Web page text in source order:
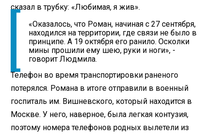
сказал в трубку: «Любимая, я жив».
«Оказалось, что Роман, начиная с 27 сентября,
находился на территории, где связи не было в
принципе. А 19 октября его ранило. Осколки
мины прошили ему шею, руки и ноги», -
говорит Людмила.
Телефон во время транспортировки раненого
потерялся. Романа в итоге отправили в военный
госпиталь им. Вишневского, который находится в
Москве. У него, наверное, была легкая контузия,
поэтому номера телефонов родных вылетели из